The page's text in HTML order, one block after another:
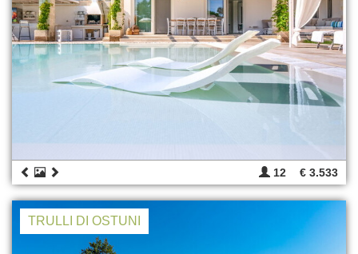
12 € 3.533
TRULLI DI OSTUNI